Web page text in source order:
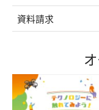
資料請求